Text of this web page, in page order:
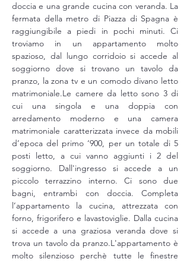
doccia e una grande cucina con veranda. La
fermata della metro di Piazza di Spagna è
raggiungibile a piedi in pochi minuti. Ci
troviamo in un appartamento molto
spazioso, dal lungo corridoio si accede al
soggiorno dove si trovano un tavolo da
pranzo, la zona tv e un comodo divano letto
matrimoniale.Le camere da letto sono 3 di
cui una singola e una doppia con
arredamento moderno e una camera
matrimoniale caratterizzata invece da mobili
d’epoca del primo ‘900, per un totale di 5
posti letto, a cui vanno aggiunti i 2 del
soggiorno. Dall'ingresso si accede a un
piccolo terrazzino interno. Ci sono due
bagni, entrambi con doccia. Completa
l’appartamento la cucina, attrezzata con
forno, frigorifero e lavastoviglie. Dalla cucina
si accede a una graziosa veranda dove si
trova un tavolo da pranzo.L'appartamento è
molto silenzioso perchè tutte le finestre